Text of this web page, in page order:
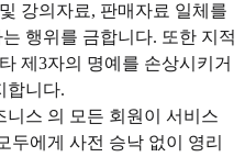
강의자료, 판매자료 일체를
행위를 금합니다. 또한 지적
제3자의 명예를 손상시키거
합니다.
스 의 모든 회원이 서비스
두에게 사전 승낙 없이 영리